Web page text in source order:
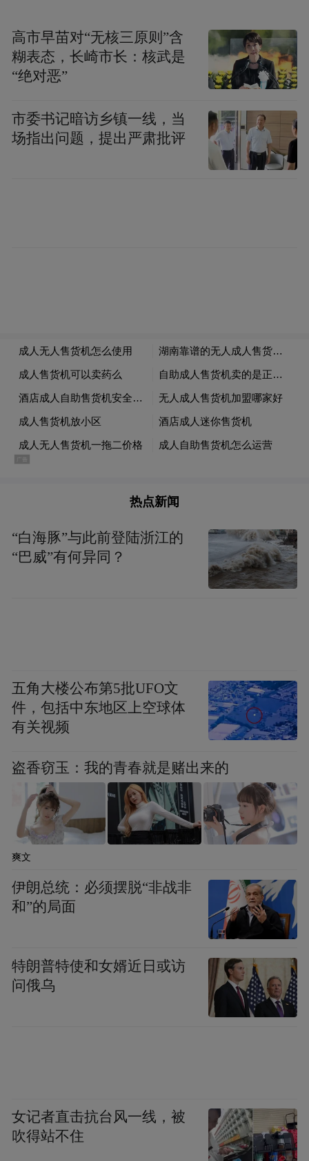
3D超写实数字人苏东坡
3D超写实数字人苏东坡
高市早苗对“无核三原则”含
糊表态，长崎市长：核武是
“绝对恶”
市委书记暗访乡镇一线，当
场指出问题，提出严肃批评
热点新闻
“白海豚”与此前登陆浙江的
“巴威”有何异同？
五角大楼公布第5批UFO文
件，包括中东地区上空球体
有关视频
盗香窃玉：我的青春就是赌出来的
爽文
伊朗总统：必须摆脱“非战非
和”的局面
特朗普特使和女婿近日或访
问俄乌
女记者直击抗台风一线，被
吹得站不住